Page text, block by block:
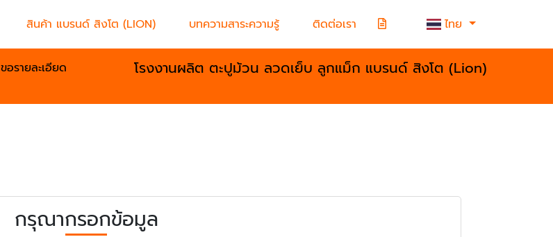
สินค้า แบรนด์ สิงโต (LION) บทความสาระความรู้ ติดต่อเรา ไทย
ขอรายละเอียด
โรงงานผลิต ตะปูม้วน ลวดเย็บ ลูกแม็ก แบรนด์ สิงโต (Lion)
กรุณากรอกข้อมูล